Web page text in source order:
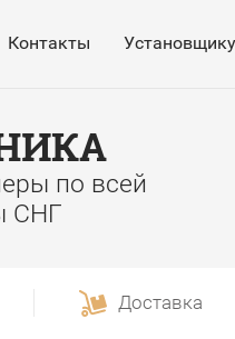
Контакты Установщику
по всей
СНГ
Доставка